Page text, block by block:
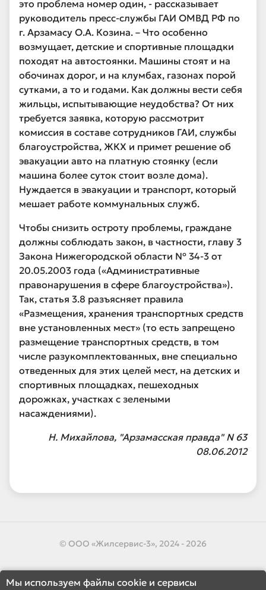
это проблема номер один, - рассказывает
руководитель пресс-службы ГАИ ОМВД РФ по
г. Арзамасу О.А. Козина. – Что особенно
возмущает, детские и спортивные площадки
походят на автостоянки. Машины стоят и на
обочинах дорог, и на клумбах, газонах порой
сутками, а то и годами. Как должны вести себя
жильцы, испытывающие неудобства? От них
требуется заявка, которую рассмотрит
комиссия в составе сотрудников ГАИ, службы
благоустройства, ЖКХ и примет решение об
эвакуации авто на платную стоянку (если
машина более суток стоит возле дома).
Нуждается в эвакуации и транспорт, который
мешает работе коммунальных служб.
Чтобы снизить остроту проблемы, граждане
должны соблюдать закон, в частности, главу 3
Закона Нижегородской области № 34-3 от
20.05.2003 года («Административные
правонарушения в сфере благоустройства»).
Так, статья 3.8 разъясняет правила
«Размещения, хранения транспортных средств
вне установленных мест» (то есть запрещено
размещение транспортных средств, в том
числе разукомплектованных, вне специально
отведенных для этих целей мест, на детских и
спортивных площадках, пешеходных
дорожках, участках с зелеными
насаждениями).
Н. Михайлова, "Арзамасская правда" N 63
08.06.2012
© ООО «Жилсервис-3», 2024 - 2026
Мы используем файлы cookie и сервисы